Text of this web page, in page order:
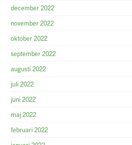
december 2022
november 2022
oktober 2022
september 2022
augusti 2022
juli 2022
juni 2022
maj 2022
februari 2022